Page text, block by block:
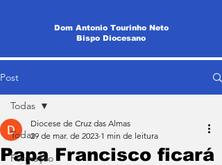
Dom Antonio Tourinho Neto
Bispo Diocesano
Post
Todas
Formação
Todas
Papa Francisco ficará
Diocese de Cruz das Almas
29 de mar. de 2023 1 min de leitura